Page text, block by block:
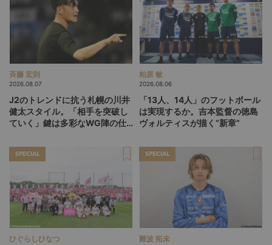
斉藤 宏則
2026.08.07
J2のトレンドに抗う札幌の川井
健太スタイル。「相手を突破し
ていく」鍵は多彩なWG陣の仕
柏原 敏
2026.08.06
「13人、14人」のフットボール
は実現するか。吉本監督の徳島
ヴォルティスが描く“新章”
SPECIAL
ひぐらしひなつ
SPECIAL
難波 拓未